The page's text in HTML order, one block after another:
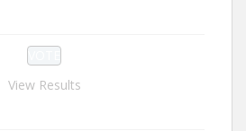
View Results